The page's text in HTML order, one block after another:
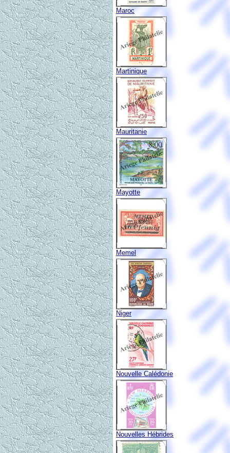
Maroc
Martinique
Mauritanie
Mayotte
Memel
Niger
Nouvelle Calédonie
Nouvelles Hébrides